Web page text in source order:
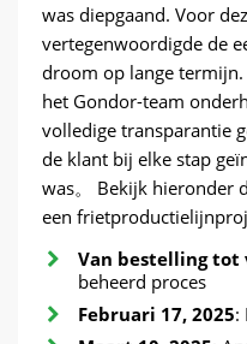
was diepgaand. Voor
vertegenwoordigde de
droom op lange
het Gondor-team
volledige transparantie
de klant bij elke stap
was。 Bekijk hieronder
een
Van bestelling tot
beheerd proces
Februari 17, 2025: